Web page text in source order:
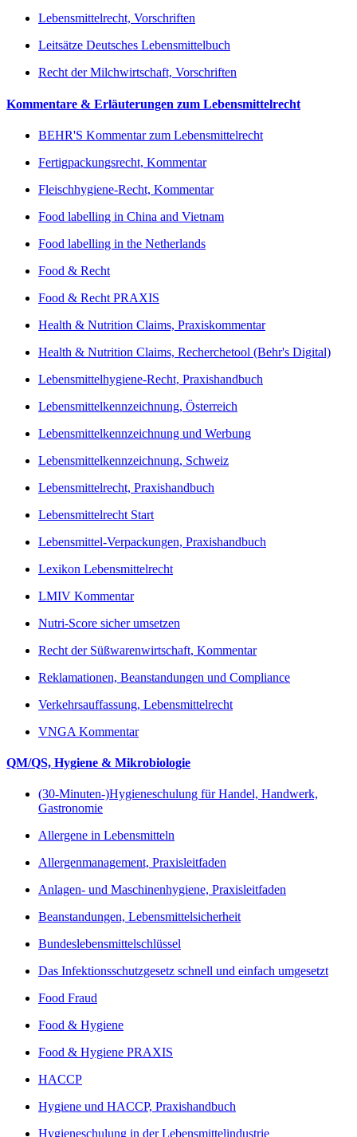
Lebensmittelrecht, Vorschriften
Leitsätze Deutsches Lebensmittelbuch
Recht der Milchwirtschaft, Vorschriften
Kommentare & Erläuterungen zum Lebensmittelrecht
BEHR'S Kommentar zum Lebensmittelrecht
Fertigpackungsrecht, Kommentar
Fleischhygiene-Recht, Kommentar
Food labelling in China and Vietnam
Food labelling in the Netherlands
Food & Recht
Food & Recht PRAXIS
Health & Nutrition Claims, Praxiskommentar
Health & Nutrition Claims, Recherchetool (Behr's Digital)
Lebensmittelhygiene-Recht, Praxishandbuch
Lebensmittelkennzeichnung, Österreich
Lebensmittelkennzeichnung und Werbung
Lebensmittelkennzeichnung, Schweiz
Lebensmittelrecht, Praxishandbuch
Lebensmittelrecht Start
Lebensmittel-Verpackungen, Praxishandbuch
Lexikon Lebensmittelrecht
LMIV Kommentar
Nutri-Score sicher umsetzen
Recht der Süßwarenwirtschaft, Kommentar
Reklamationen, Beanstandungen und Compliance
Verkehrsauffassung, Lebensmittelrecht
VNGA Kommentar
QM/QS, Hygiene & Mikrobiologie
(30-Minuten-)Hygieneschulung für Handel, Handwerk,
Gastronomie
Allergene in Lebensmitteln
Allergenmanagement, Praxisleitfaden
Anlagen- und Maschinenhygiene, Praxisleitfaden
Beanstandungen, Lebensmittelsicherheit
Bundeslebensmittelschlüssel
Das Infektionsschutzgesetz schnell und einfach umgesetzt
Food Fraud
Food & Hygiene
Food & Hygiene PRAXIS
HACCP
Hygiene und HACCP, Praxishandbuch
Hygieneschulung in der Lebensmittelindustrie